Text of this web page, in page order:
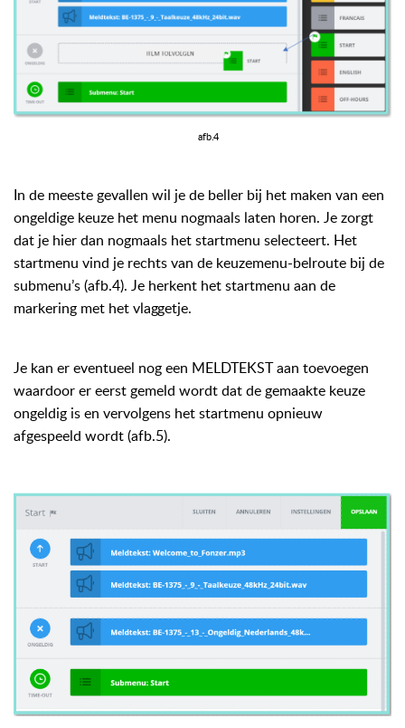
afb.4
In de meeste gevallen wil je de beller bij het maken van een
ongeldige keuze het menu nogmaals laten horen. Je zorgt
dat je hier dan nogmaals het startmenu selecteert. Het
startmenu vind je rechtsvan de keuzemenu-belroute bij de
submenu’s (afb.4). Je herkent het startmenu aan de
markering met hetvlaggetje.
Je kan er eventueel nog een MELDTEKST aan toevoegen
waardoor er eerst gemeld wordt dat de gemaakte keuze
ongeldig is en vervolgens het startmenu opnieuw
afgespeeld wordt (afb.5).